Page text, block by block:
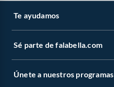
Te ayudamos
Sé parte de falabella.com
Únete a nuestros programas